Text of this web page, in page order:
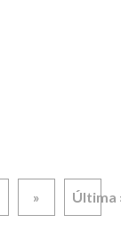
» Última